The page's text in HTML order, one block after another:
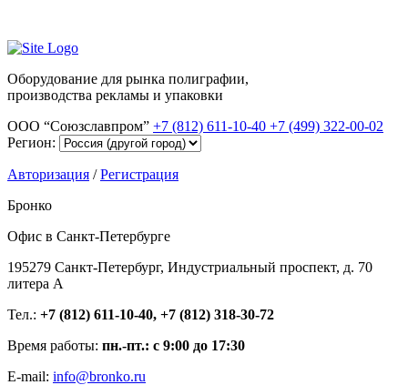
Оборудование для рынка полиграфии,
производства рекламы и упаковки
ООО “Союзславпром” +7 (812) 611-10-40 +7 (499) 322-00-02
Регион:
Авторизация /Регистрация
Бронко
Офис в Санкт-Петербурге
195279 Санкт-Петербург, Индустриальный проспект, д. 70
литера А
Тел.: +7 (812) 611-10-40, +7 (812) 318-30-72
Время работы: пн.-пт.: с 9:00 до 17:30
E-mail: info@bronko.ru